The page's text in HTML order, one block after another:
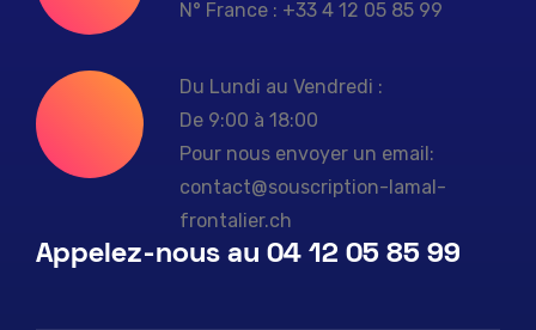
N° France : +33 4 12 05 85 99
Du Lundi au Vendredi :
De 9:00 à 18:00
Pour nous envoyer un email:
contact@souscription-lamal-
frontalier.ch
Appelez-nous au 04 12 05 85 99